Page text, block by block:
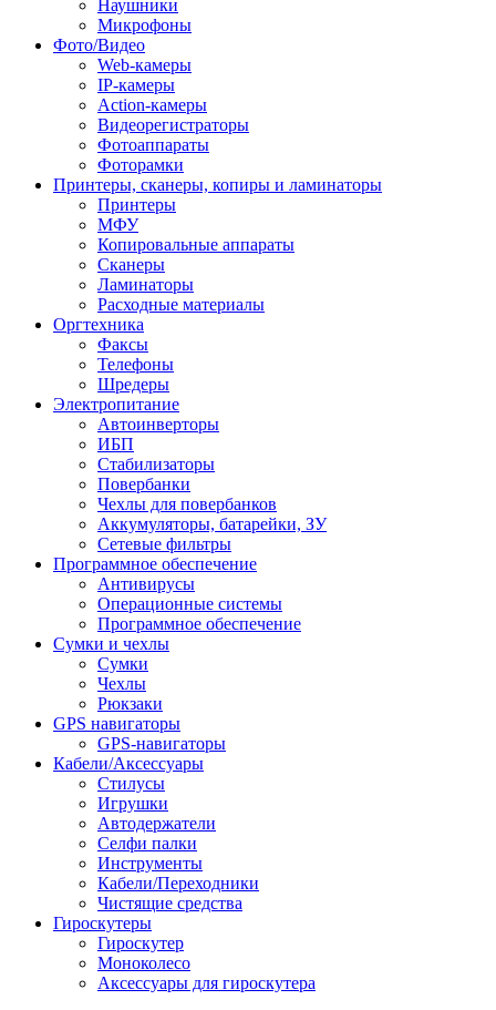
Наушники
Микрофоны
Фото/Видео
Web-камеры
IP-камеры
Action-камеры
Видеорегистраторы
Фотоаппараты
Фоторамки
Принтеры, сканеры, копиры и ламинаторы
Принтеры
МФУ
Копировальные аппараты
Сканеры
Ламинаторы
Расходные материалы
Оргтехника
Факсы
Телефоны
Шредеры
Электропитание
Автоинверторы
ИБП
Стабилизаторы
Повербанки
Чехлы для повербанков
Аккумуляторы, батарейки, ЗУ
Сетевые фильтры
Программное обеспечение
Антивирусы
Операционные системы
Программное обеспечение
Сумки и чехлы
Сумки
Чехлы
Рюкзаки
GPS навигаторы
GPS-навигаторы
Кабели/Аксессуары
Стилусы
Игрушки
Автодержатели
Селфи палки
Инструменты
Кабели/Переходники
Чистящие средства
Гироскутеры
Гироскутер
Моноколесо
Аксессуары для гироскутера